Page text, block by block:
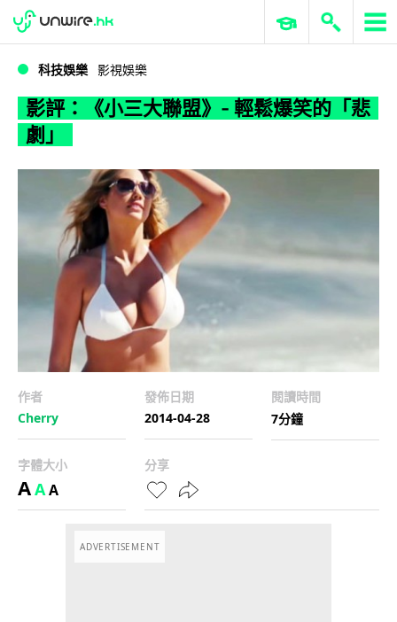
影評：《小三大聯盟》- 輕鬆爆笑的「悲劇」
WWDC 2026 ERP 與商業 AI
科技娛樂 影視娛樂
影評：《小三大聯盟》- 輕鬆爆笑的「悲
劇」
作者
Cherry
發佈日期
2014-04-28
閱讀時間
7分鐘
字體大小
AAA
分享
ADVERTISEMENT